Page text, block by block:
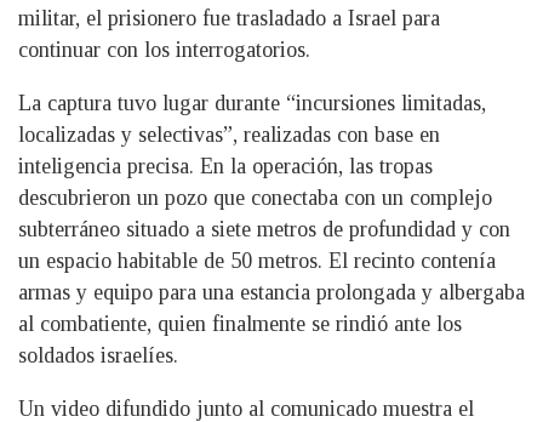
militar, el prisionero fue trasladado a Israel para
continuar con los interrogatorios.
La captura tuvo lugar durante “incursiones limitadas,
localizadas y selectivas”, realizadas con base en
inteligencia precisa. En la operación, las tropas
descubrieron un pozo que conectaba con un complejo
subterráneo situado a siete metros de profundidad y con
un espacio habitable de 50 metros. El recinto contenía
armas y equipo para una estancia prolongada y albergaba
al combatiente, quien finalmente se rindió ante los
soldados israelíes.
Un video difundido junto al comunicado muestra el